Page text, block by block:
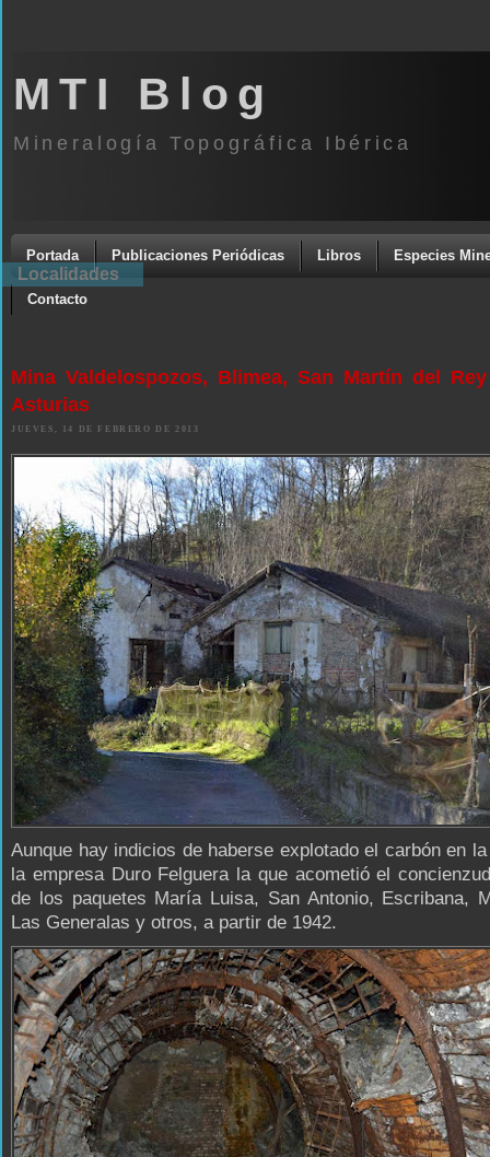
MTI Blog
Mineralogía Topográfica Ibérica
Portada Publicaciones Periódicas Libros Especies
Contacto
Mina Valdelospozos, Blimea, San Martín del
Asturias
JUEVES, 14 DE FEBRERO DE 2013
Aunque hay indicios de haberse explotado el carbón en
la empresa Duro Felguera la que acometió el
de los paquetes María Luisa, San Antonio, Escribana,
Las Generalas y otros, a partir de 1942.
Localidades